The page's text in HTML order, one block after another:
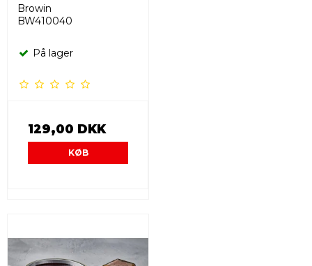
Browin
BW410040
På lager
129,00 DKK
KØB